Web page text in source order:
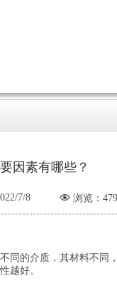
因素有哪些？
浏览：479
7/8
同的介质，其材料不同
越好。